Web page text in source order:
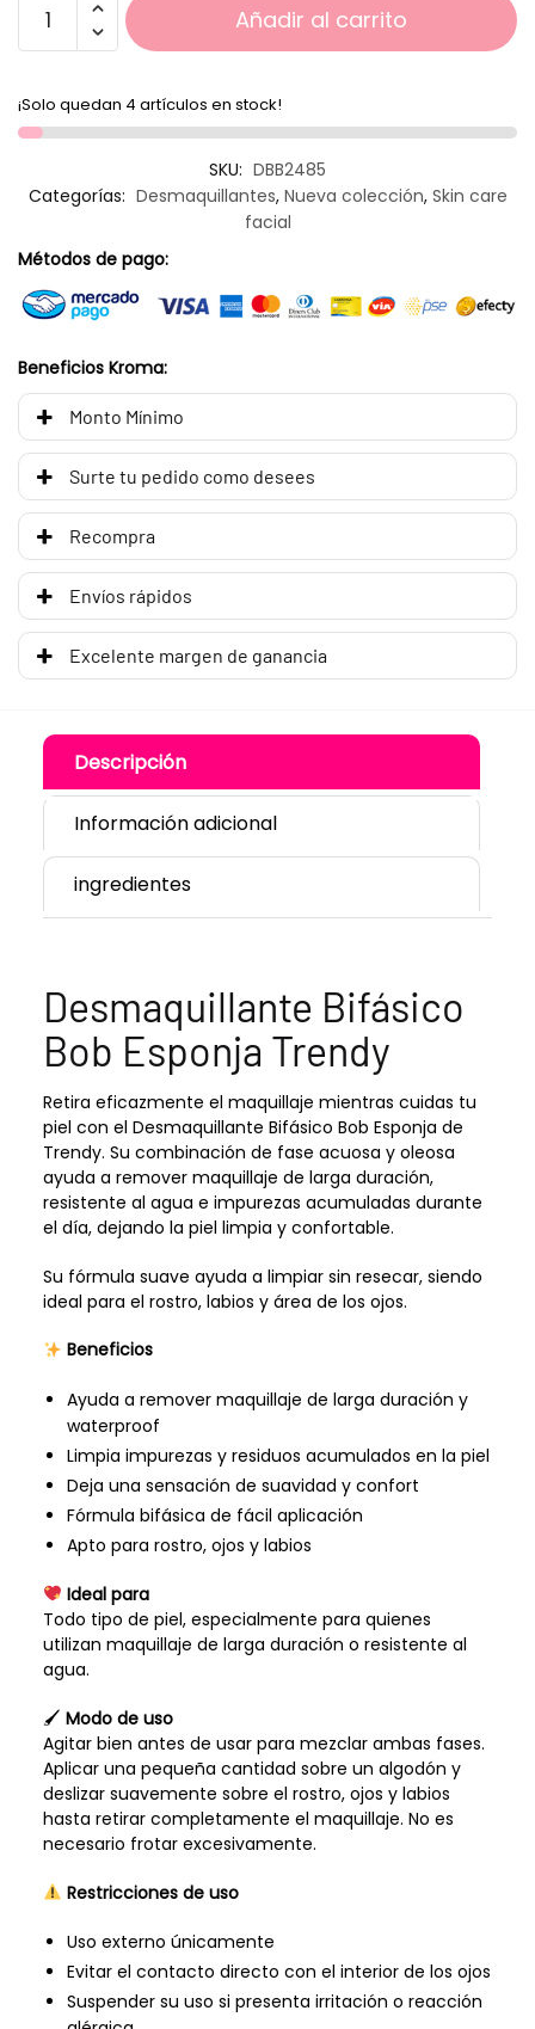
Añadir al carrito
¡Solo quedan 4 artículos en stock!
SKU: DBB2485
Categorías: Desmaquillantes, Nueva colección, Skin care
facial
Métodos de pago:
Beneficios Kroma:
Monto Mínimo
Surte tu pedido como desees
Recompra
Envíos rápidos
Excelente margen de ganancia
Descripción
Información adicional
ingredientes
Desmaquillante Bifásico
Bob Esponja Trendy
Retira eficazmente el maquillaje mientras cuidas tu
piel con el Desmaquillante Bifásico Bob Esponja de
Trendy. Su combinación de fase acuosa y oleosa
ayuda a remover maquillaje de larga duración,
resistente al agua e impurezas acumuladas durante
el día, dejando la piel limpia y confortable.
Su fórmula suave ayuda a limpiar sin resecar, siendo
ideal para el rostro, labios y área de los ojos.
Beneficios
Ayuda a remover maquillaje de larga duración y
waterproof
Limpia impurezas y residuos acumulados en la piel
Deja una sensación de suavidad y confort
Fórmula bifásica de fácil aplicación
Apto para rostro, ojos y labios
Ideal para
Todo tipo de piel, especialmente para quienes
utilizan maquillaje de larga duración o resistente al
agua.
🖌 Modo de uso
Agitar bien antes de usar para mezclar ambas fases.
Aplicar una pequeña cantidad sobre un algodón y
deslizar suavemente sobre el rostro, ojos y labios
hasta retirar completamente el maquillaje. No es
necesario frotar excesivamente.
Restricciones de uso
Uso externo únicamente
Evitar el contacto directo con el interior de los ojos
Suspender su uso si presenta irritación o reacción